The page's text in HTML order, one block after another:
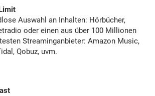
Auswahl an Inhalten: Hörbücher,
oder einen aus über 100 Millionen
Streaminganbieter: Amazon Music,
Qobuz, uvm.